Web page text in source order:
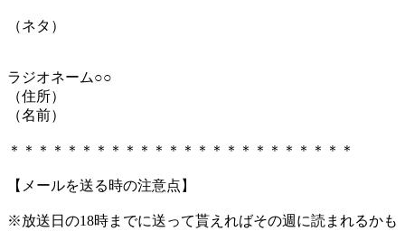
（ネタ）
ラジオネーム○○
（住所）
（名前）
＊＊＊＊＊＊＊＊＊＊＊＊＊＊＊＊＊＊＊＊＊＊＊＊
【メールを送る時の注意点】
※放送日の18時までに送って貰えればその週に読まれるかも